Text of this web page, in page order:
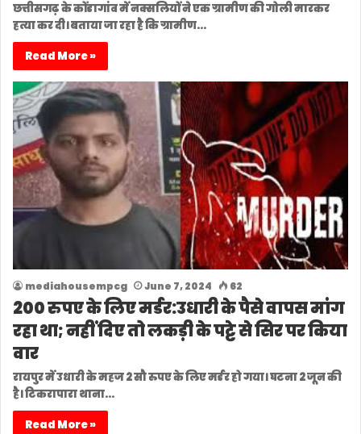
छत्तीसगढ़ के कोंडागांव में नक्सलियों ने एक ग्रामीण की गोली मारकर
हत्या कर दी। बताया जा रहा है कि ग्रामीण…
Read More »
mediahousempcg June 7, 2024 62
200 रुपए के लिए मर्डर:उधारी के पैसे वापस मांग
रहा था; नहीं दिए तो लकड़ी के पट्टे से सिर पर किया
वार
रायपुर में उधारी के महज 2 सौ रुपए के लिए मर्डर हो गया। घटना 2 जून की
है। टिकरापारा थाना…
Read More »